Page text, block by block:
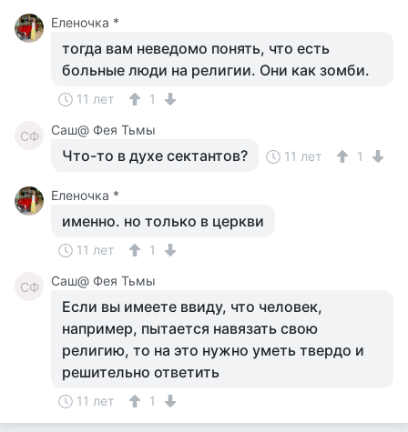
Еленочка *
тогда вам неведомо понять, что есть
больные люди на религии. Они как зомби.
11 лет 1
СФ Саш@ Фея Тьмы
Что-то в духе сектантов? 11 лет 1
Еленочка *
именно. но только в церкви
11 лет 1
СФ Саш@ Фея Тьмы
Если вы имеете ввиду, что человек,
например, пытается навязать свою
религию, то на это нужно уметь твердо и
решительно ответить
11 лет 1